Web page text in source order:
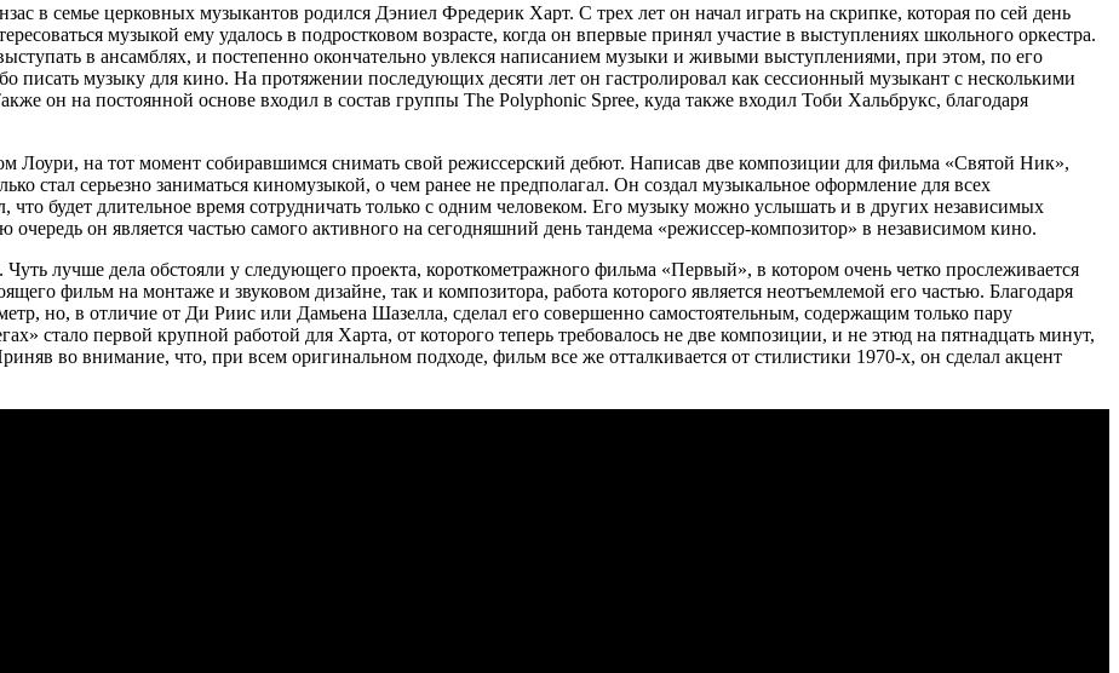
в семье церковных музыкантов родился Дэниел Фредерик Харт. С трех лет он начал играть на скрипке, которая по сей день
музыкой ему удалось в подростковом возрасте, когда он впервые принял участие в выступлениях школьного оркестра.
в ансамблях, и постепенно окончательно увлекся написанием музыки и живыми выступлениями, при этом, по его
писать музыку для кино. На протяжении последующих десяти лет он гастролировал как сессионный музыкант с несколькими
он на постоянной основе входил в состав группы The Polyphonic Spree, куда также входил Тоби Хальбрукс, благодаря
Лоури, на тот момент собиравшимся снимать свой режиссерский дебют. Написав две композиции для фильма «Святой Ник»,
стал серьезно заниматься киномузыкой, о чем ранее не предполагал. Он создал музыкальное оформление для всех
будет длительное время сотрудничать только с одним человеком. Его музыку можно услышать и в других независимых
он является частью самого активного на сегодняшний день тандема «режиссер-композитор» в независимом кино.
лучше дела обстояли у следующего проекта, короткометражного фильма «Первый», в котором очень четко прослеживается
фильм на монтаже и звуковом дизайне, так и композитора, работа которого является неотъемлемой его частью. Благодаря
но, в отличие от Ди Риис или Дамьена Шазелла, сделал его совершенно самостоятельным, содержащим только пару
стало первой крупной работой для Харта, от которого теперь требовалось не две композиции, и не этюд на пятнадцать минут,
во внимание, что, при всем оригинальном подходе, фильм все же отталкивается от стилистики 1970-х, он сделал акцент